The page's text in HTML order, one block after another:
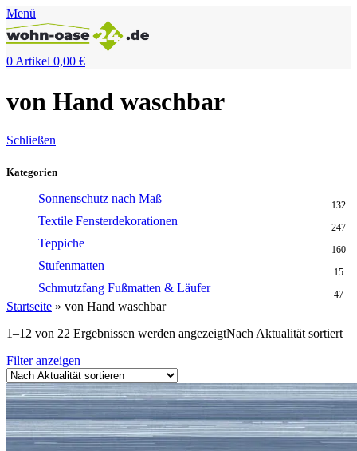
Menü
0Artikel 0,00 €
von Hand waschbar
Schließen
Kategorien
Sonnenschutz nach Maß 132
Textile Fensterdekorationen 247
Teppiche 160
Stufenmatten 15
Schmutzfang Fußmatten & Läufer 47
Startseite » von Hand waschbar
1–12 von 22 Ergebnissen werden angezeigtNach Aktualität sortiert
Filter anzeigen